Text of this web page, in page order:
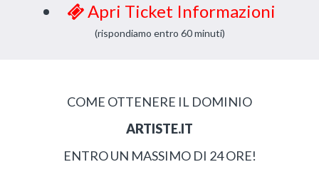
Apri Ticket Informazioni
(rispondiamo entro 60 minuti)
COME OTTENERE IL DOMINIO
ARTISTE.IT
ENTRO UN MASSIMO DI 24 ORE!